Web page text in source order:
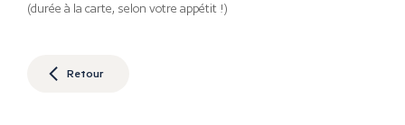
(durée à la carte, selon votre appétit !)
Retour